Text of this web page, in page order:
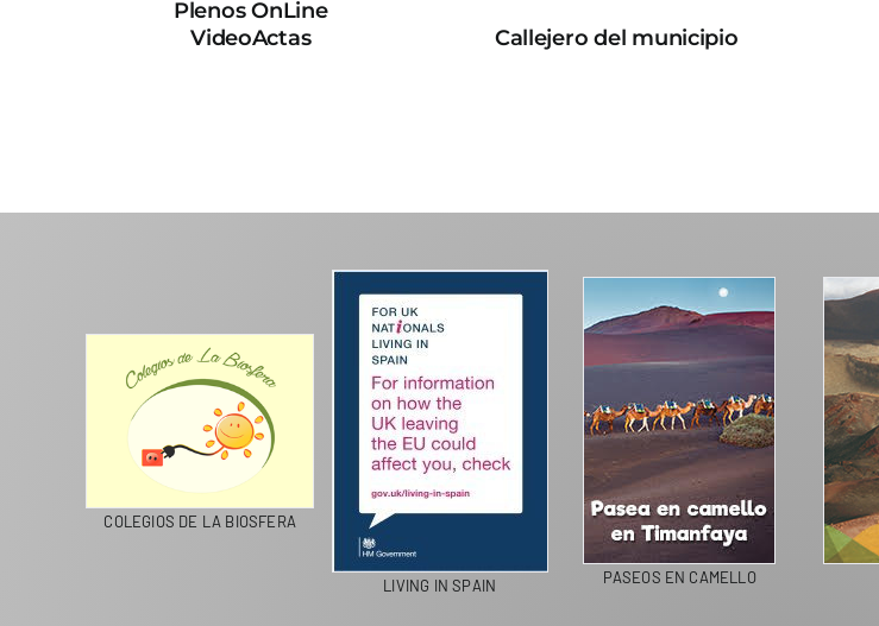
Plenos OnLine
VideoActas
Callejero del municipio
COLEGIOS DE LA BIOSFERA
LIVING IN SPAIN PASEOS EN CAMELLO